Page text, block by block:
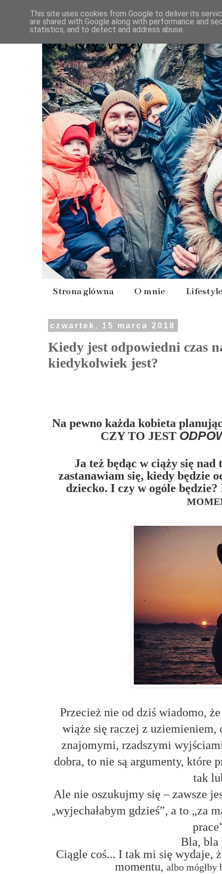
On My Way
Strona główna O mnie Lifestyle
czwartek, 15 marca 2018
Kiedy jest odpowiedni czas
kiedykolwiek jest?
Na pewno każda kobieta
CZY TO JEST
Ja też będąc w ciąży się nad
zastanawiam się, kiedy będzie
dziecko. I czy w ogóle
Przecież nie od dziś wiadomo,
wiąże się raczej z
znajomymi, rzadszymi
dobra, to nie są argumenty, które
tak
Ale nie oszukujmy się – zawsze
„wyjechałabym gdzieś”, a to „za
Bla, bla
Ciągle coś... I tak mi się wydaje,
momentu,albo
This site uses cookies from Google to deliver its
are shared with Google along with performance and
statistics, and to detect and address abuse.